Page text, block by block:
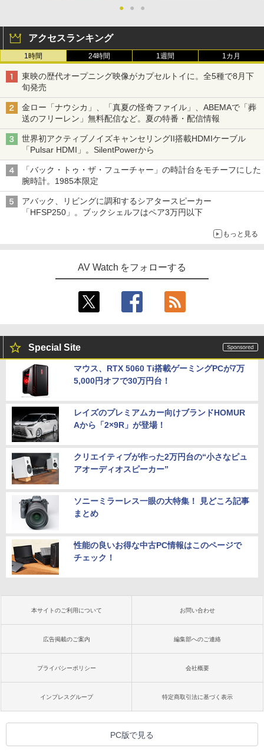
● ● ●
アクセスランキング
1時間 24時間 1週間 1カ月
東映の歴代オープニング映像がカプセルトイに。全5種で8月下
旬発売
金ロー「ナウシカ」、「真夏の怪奇ファイル」、ABEMAで「葬
送のフリーレン」無料配信など。夏の特番・配信情報
世界初アクティブノイズキャンセリングII搭載HDMIケーブル
「Pulsar HDMI」。SilentPowerから
「バック・トゥ・ザ・フューチャー」の時計台をモチーフにした
腕時計。1985本限定
アバック、リビングに調和するシアタースピーカー
「HFSP250」。ブックシェルフはペア3万円以下
もっと見る
AV Watch をフォローする
Special Site
マウス、RTX 5060 Ti搭載ゲーミングPCが7万
5,000円オフで30万円台！
レイズのプレミアムカー向けブランドHOMUR
Aから「2×9R」が登場！
クリエイティブが作った2万円台の“小さなピュ
アオーディオスピーカー”
ソニーミラーレス一眼の大特集！ 見どころ記事
まとめ
性能の良いお得な中古PC情報はこのページで
チェック！
本サイトのご利用について お問い合わせ
広告掲載のご案内 編集部へのご連絡
プライバシーポリシー 会社概要
インプレスグループ 特定商取引法に基づく表示
PC版で見る